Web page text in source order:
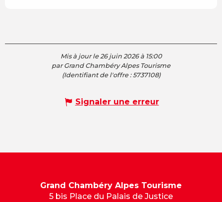
Mis à jour le 26 juin 2026 à 15:00
par Grand Chambéry Alpes Tourisme
(Identifiant de l'offre :5737108)
Signaler une erreur
Grand Chambéry Alpes Tourisme
5 bis Place du Palais de Justice